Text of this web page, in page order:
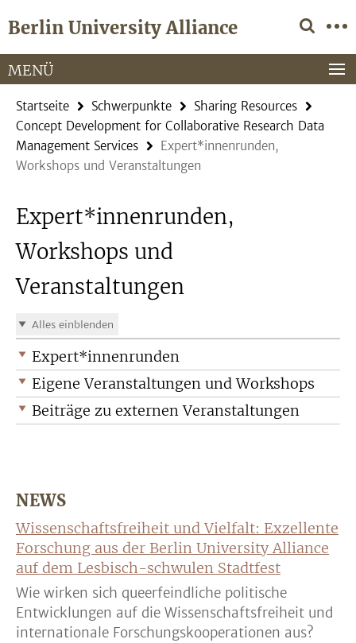
direkt
Inhalt
Berlin University Alliance
Service-
Navigation
MENÜ
Startseite Schwerpunkte
Sharing Resources
Concept Development for Collaborative Research Data
Management Services
Expert*innenrunden,
Workshops und Veranstaltungen
Expert*innenrunden,
Workshops und
Veranstaltungen
Alles einblenden
Expert*innenrunden
Eigene Veranstaltungen und Workshops
Beiträge zu externen Veranstaltungen
NEWS
Wissenschaftsfreiheit und Vielfalt: Exzellente
Forschung aus der Berlin University Alliance
auf dem Lesbisch-schwulen Stadtfest
Wie wirken sich queerfeindliche politische
Entwicklungen auf die Wissenschaftsfreiheit und
internationale Forschungskooperationen aus?